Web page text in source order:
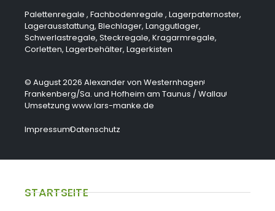
Palettenregale , Fachbodenregale , Lagerpaternoster,
Lagerausstattung, Blechlager, Langgutlager,
Schwerlastregale, Steckregale, Kragarmregale,
Corletten, Lagerbehälter, Lagerkisten
© August 2026 Alexander von Westernhagen
Frankenberg/Sa. und Hofheim am Taunus / Wallau
Umsetzung www.lars-manke.de
ImpressumDatenschutz
STARTSEITE